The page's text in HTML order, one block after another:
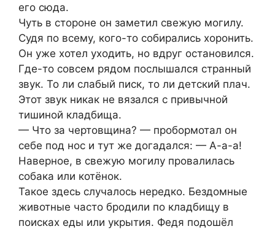
его сюда.
Чуть в стороне он заметил свежую могилу.
Судя по всему, кого-то собирались хоронить.
Он уже хотел уходить, но вдруг остановился.
Где-то совсем рядом послышался странный
звук. То ли слабый писк, то ли детский плач.
Этот звук никак не вязался с привычной
тишиной кладбища.
— Что за чертовщина? — пробормотал он
себе под нос и тут же догадался: — А-а-а!
Наверное, в свежую могилу провалилась
собака или котёнок.
Такое здесь случалось нередко. Бездомные
животные часто бродили по кладбищу в
поисках еды или укрытия. Федя подошёл